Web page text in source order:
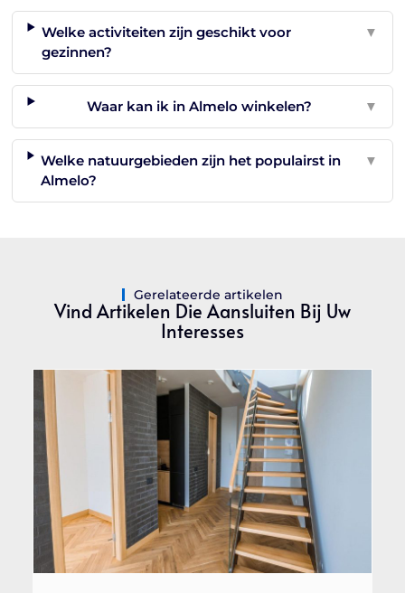
Welke activiteiten zijn geschikt voor
gezinnen?
▼
Waar kan ik in Almelo winkelen? ▼
Welke natuurgebieden zijn het populairst in
Almelo?
▼
Gerelateerde artikelen
Vind Artikelen Die Aansluiten Bij Uw
Interesses